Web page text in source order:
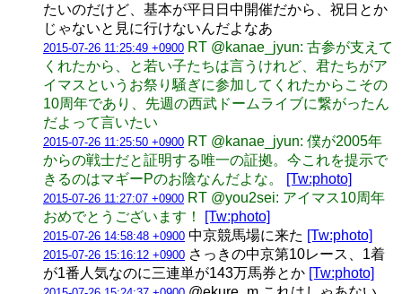
たいのだけど、基本が平日日中開催だから、祝日とか
じゃないと見に行けないんだよなあ
2015-07-26 11:25:49 +0900 RT @kanae_jyun: 古参が支えて
くれたから、と若い子たちは言うけれど、君たちがア
イマスというお祭り騒ぎに参加してくれたからこその
10周年であり、先週の西武ドームライブに繋がったん
だよって言いたい
2015-07-26 11:25:50 +0900 RT @kanae_jyun: 僕が2005年
からの戦士だと証明する唯一の証拠。今これを提示で
きるのはマギーPのお陰なんだよな。
[Tw:photo]
2015-07-26 11:27:07 +0900 RT @you2sei: アイマス10周年
おめでとうございます！
[Tw:photo]
2015-07-26 14:58:48 +0900 中京競馬場に来た [Tw:photo]
2015-07-26 15:16:12 +0900 さっきの中京第10レース、1着
が1番人気なのに三連単が143万馬券とか [Tw:photo]